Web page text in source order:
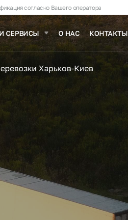
согласно Вашего оператора
СЕРВИСЫ О НАС КОНТАКТЫ
Харьков-Киев